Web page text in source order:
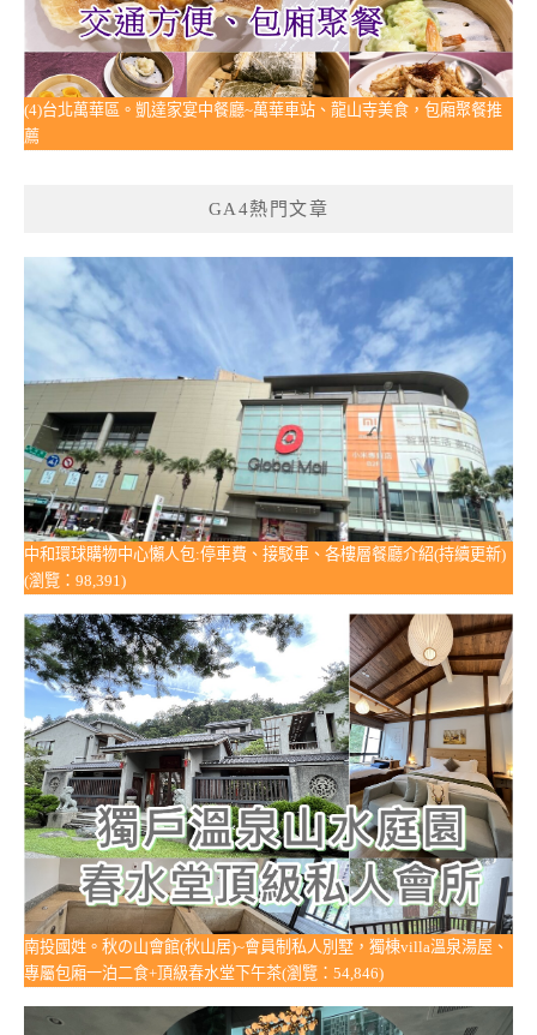
(4)台北萬華區。凱達家宴中餐廳~萬華車站、龍山寺美食，包廂聚餐推
薦
GA4熱門文章
中和環球購物中心懶人包:停車費、接駁車、各樓層餐廳介紹(持續更新)
(瀏覽：98,391)
南投國姓。秋の山會館(秋山居)~會員制私人別墅，獨棟villa溫泉湯屋、
專屬包廂一泊二食+頂級春水堂下午茶(瀏覽：54,846)